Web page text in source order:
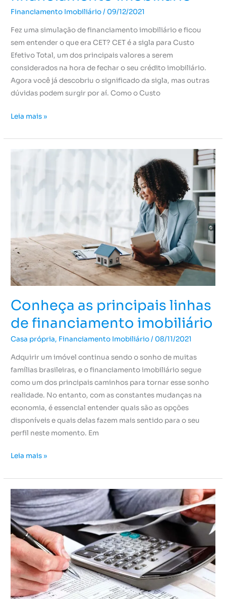
Financiamento Imobiliário/ 09/12/2021
Fez uma simulação de financiamento imobiliário e ficou
sem entender o que era CET? CET é a sigla para Custo
Efetivo Total, um dos principais valores a serem
considerados na hora de fechar o seu crédito imobiliário.
Agora você já descobriu o significado da sigla, mas outras
dúvidas podem surgir por aí. Como o Custo
Leia mais »
Conheça as principais linhas
de financiamento imobiliário
Casa própria, Financiamento Imobiliário/ 08/11/2021
Adquirir um imóvel continua sendo o sonho de muitas
famílias brasileiras, e o financiamento imobiliário segue
como um dos principais caminhos para tornar esse sonho
realidade. No entanto, com as constantes mudanças na
economia, é essencial entender quais são as opções
disponíveis e quais delas fazem mais sentido para o seu
perfil neste momento. Em
principais
imobiliário
Leia mais »
Tudo
o
que
você
precisa
saber
sobre
IPTU